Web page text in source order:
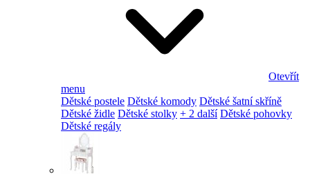
Otevřít
menu
Dětské postele Dětské komody Dětské šatní skříně
Dětské židle Dětské stolky + 2 další Dětské pohovky
Dětské regály